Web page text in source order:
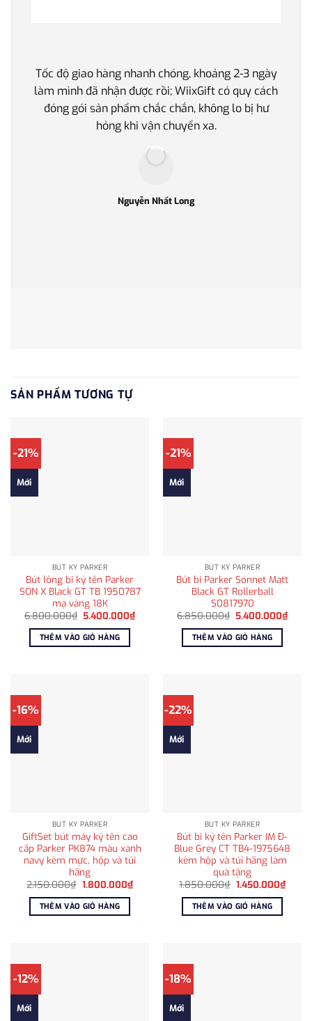
Tốc độ giao hàng nhanh chóng, khoảng 2-3 ngày
làm mình đã nhận được rồi; WiixGift có quy cách
đóng gói sản phẩm chắc chắn, không lo bị hư
hỏng khi vận chuyển xa.
Nguyễn Nhất Long
SẢN PHẨM TƯƠNG TỰ
-21%
Mới
BÚT KÝ PARKER
Bút lông bi ký tên Parker
SON X Black GT TB 1950787
mạ vàng 18K
6.800.000₫ Giá
là:
6.800.000₫.
5.400.000₫Giá
hiện
5.400.000₫.
THÊM VÀO GIỎ HÀNG
-21%
Mới
BÚT KÝ PARKER
Bút bi Parker Sonnet Matt
Black GT Rollerball
S0817970
6.850.000₫ Giá
là:
6.850.000₫.
5.400.000₫Giá
hiện
THÊM VÀO GIỎ HÀNG
-16%
Mới
BÚT KÝ PARKER
GiftSet bút máy ký tên cao
cấp Parker PK874 màu xanh
navy kèm mực, hộp và túi
hãng
2.150.000₫ Giá
là:
2.150.000₫.
1.800.000₫Giá
hiện
1.800.000₫.
THÊM VÀO GIỎ HÀNG
-22%
Mới
BÚT KÝ PARKER
Bút bi ký tên Parker IM Đ-
Blue Grey CT TB4-1975648
kèm hộp và túi hãng làm
quà tặng
1.850.000₫ Giá
là:
1.850.000₫.
1.450.000₫Giá
hiện
THÊM VÀO GIỎ HÀNG
-12%
Mới
-18%
Mới